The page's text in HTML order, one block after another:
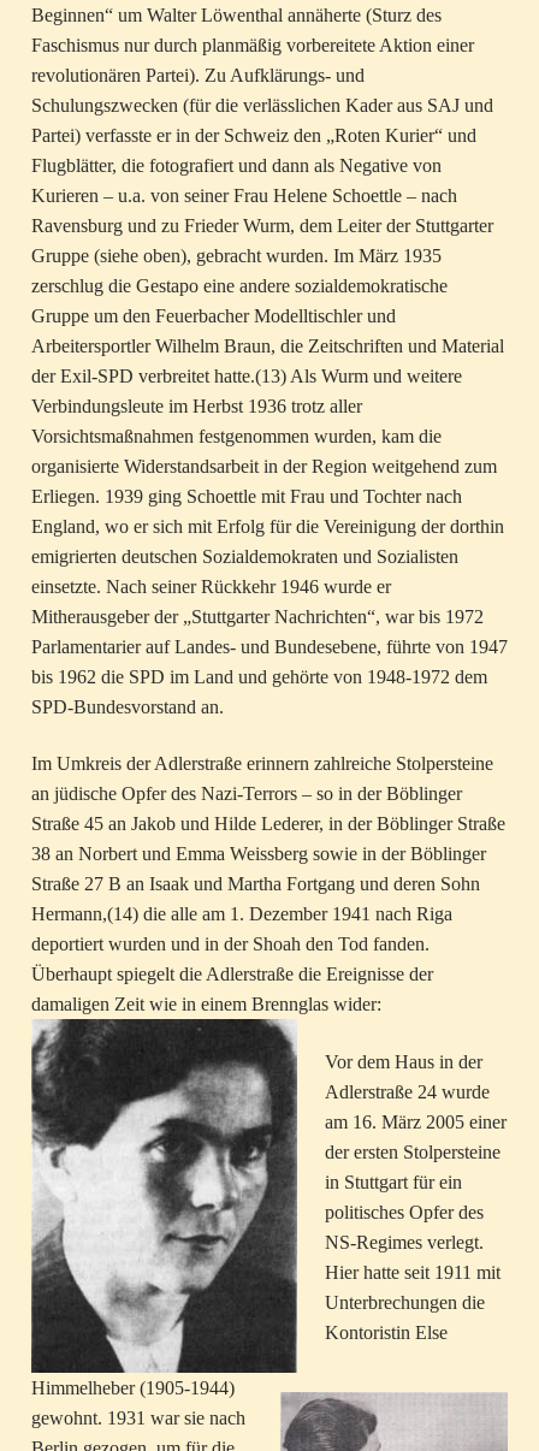
Beginnen“ um Walter Löwenthal annäherte (Sturz des
Faschismus nur durch planmäßig vorbereitete Aktion einer
revolutionären Partei). Zu Aufklärungs- und
Schulungszwecken (für die verlässlichen Kader aus SAJ und
Partei) verfasste er in der Schweiz den „Roten Kurier“ und
Flugblätter, die fotografiert und dann als Negative von
Kurieren – u.a. von seiner Frau Helene Schoettle – nach
Ravensburg und zu Frieder Wurm, dem Leiter der Stuttgarter
Gruppe (siehe oben), gebracht wurden. Im März 1935
zerschlug die Gestapo eine andere sozialdemokratische
Gruppe um den Feuerbacher Modelltischler und
Arbeitersportler Wilhelm Braun, die Zeitschriften und Material
der Exil-SPD verbreitet hatte.(13) Als Wurm und weitere
Verbindungsleute im Herbst 1936 trotz aller
Vorsichtsmaßnahmen festgenommen wurden, kam die
organisierte Widerstandsarbeit in der Region weitgehend zum
Erliegen. 1939 ging Schoettle mit Frau und Tochter nach
England, wo er sich mit Erfolg für die Vereinigung der dorthin
emigrierten deutschen Sozialdemokraten und Sozialisten
einsetzte. Nach seiner Rückkehr 1946 wurde er
Mitherausgeber der „Stuttgarter Nachrichten“, war bis 1972
Parlamentarier auf Landes- und Bundesebene, führte von 1947
bis 1962 die SPD im Land und gehörte von 1948-1972 dem
SPD-Bundesvorstand an.
Im Umkreis der Adlerstraße erinnern zahlreiche Stolpersteine
an jüdische Opfer des Nazi-Terrors – so in der Böblinger
Straße 45 an Jakob und Hilde Lederer, in der Böblinger Straße
38 an Norbert und Emma Weissberg sowie in der Böblinger
Straße 27 B an Isaak und Martha Fortgang und deren Sohn
Hermann,(14) die alle am 1. Dezember 1941 nach Riga
deportiert wurden und in der Shoah den Tod fanden.
Überhaupt spiegelt die Adlerstraße die Ereignisse der
damaligen Zeit wie in einem Brennglas wider:
Vor dem Haus in der
Adlerstraße 24 wurde
am 16. März 2005 einer
der ersten Stolpersteine
in Stuttgart für ein
politisches Opfer des
NS-Regimes verlegt.
Hier hatte seit 1911 mit
Unterbrechungen die
Kontoristin Else
Himmelheber (1905-1944)
gewohnt. 1931 war sie nach